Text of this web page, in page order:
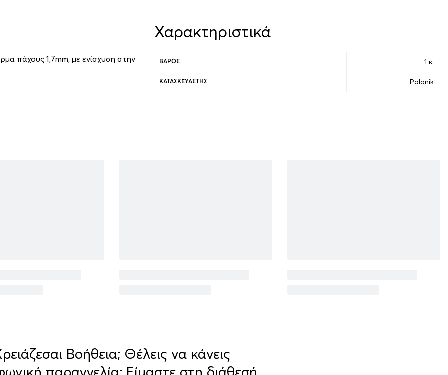
πάχους 1,7mm, με ενίσχυση στην
Χαρακτηριστικά
ΒΆΡΟΣ 1 κ.
ΚΑΤΑΣΚΕΥΑΣΤΉΣ Polanik
Βοήθεια; Θέλεις να κάνεις
παραγγελία; Είμαστε στη διάθεσή